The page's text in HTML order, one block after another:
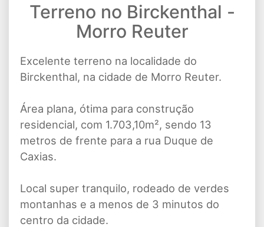
Terreno no Birckenthal -
Morro Reuter
Excelente terreno na localidade do
Birckenthal, na cidade de Morro Reuter.
Área plana, ótima para construção
residencial, com 1.703,10m², sendo 13
metros de frente para a rua Duque de
Caxias.
Local super tranquilo, rodeado de verdes
montanhas e a menos de 3 minutos do
centro da cidade.